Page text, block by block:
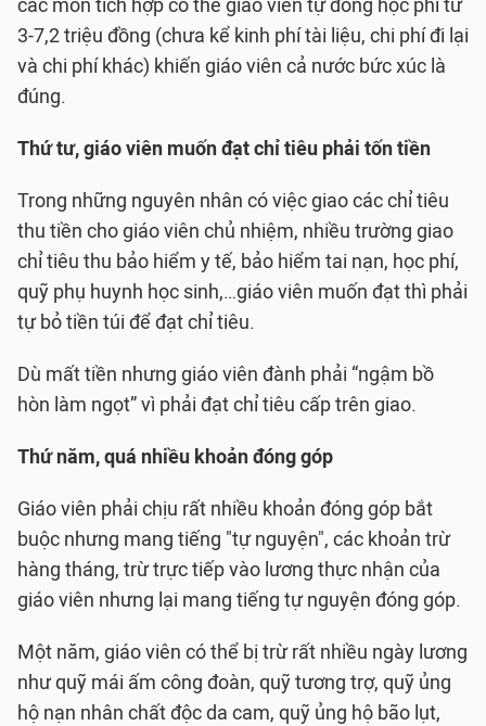
các môn tích hợp có thể giáo viên tự đóng học phí từ
3-7,2 triệu đồng (chưa kể kinh phí tài liệu, chi phí đi lại
và chi phí khác) khiến giáo viên cả nước bức xúc là
đúng.
Thứ tư, giáo viên muốn đạt chỉ tiêu phải tốn tiền
Trong những nguyên nhân có việc giao các chỉ tiêu
thu tiền cho giáo viên chủ nhiệm, nhiều trường giao
chỉ tiêu thu bảo hiểm y tế, bảo hiểm tai nạn, học phí,
quỹ phụ huynh học sinh,…giáo viên muốn đạt thì phải
tự bỏ tiền túi để đạt chỉ tiêu.
Dù mất tiền nhưng giáo viên đành phải “ngậm bồ
hòn làm ngọt” vì phải đạt chỉ tiêu cấp trên giao.
Thứ năm, quá nhiều khoản đóng góp
Giáo viên phải chịu rất nhiều khoản đóng góp bắt
buộc nhưng mang tiếng "tự nguyện", các khoản trừ
hàng tháng, trừ trực tiếp vào lương thực nhận của
giáo viên nhưng lại mang tiếng tự nguyện đóng góp.
Một năm, giáo viên có thể bị trừ rất nhiều ngày lương
như quỹ mái ấm công đoàn, quỹ tương trợ, quỹ ủng
hộ nạn nhân chất độc da cam, quỹ ủng hộ bão lụt,